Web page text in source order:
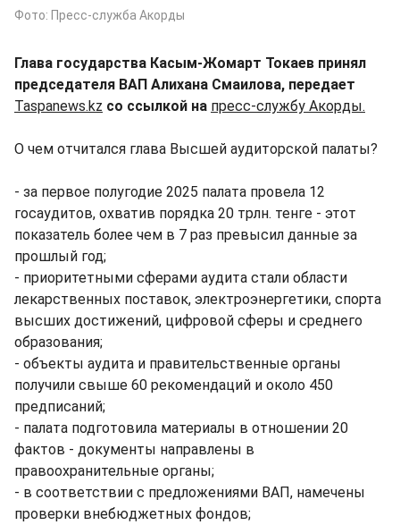
Фото: Пресс-служба Акорды
Глава государства Касым-Жомарт Токаев принял
председателя ВАП Алихана Смаилова, передает
Taspanews.kz со ссылкой на пресс-службу Акорды.
О чем отчитался глава Высшей аудиторской палаты?
- за первое полугодие 2025 палата провела 12
госаудитов, охватив порядка 20 трлн. тенге - этот
показатель более чем в 7 раз превысил данные за
прошлый год;
- приоритетными сферами аудита стали области
лекарственных поставок, электроэнергетики, спорта
высших достижений, цифровой сферы и среднего
образования;
- объекты аудита и правительственные органы
получили свыше 60 рекомендаций и около 450
предписаний;
- палата подготовила материалы в отношении 20
фактов - документы направлены в
правоохранительные органы;
- в соответствии с предложениями ВАП, намечены
проверки внебюджетных фондов;